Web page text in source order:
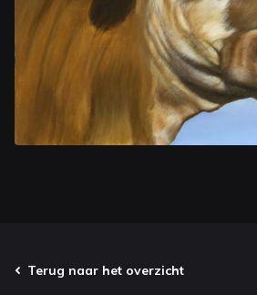
Terug naar het overzicht